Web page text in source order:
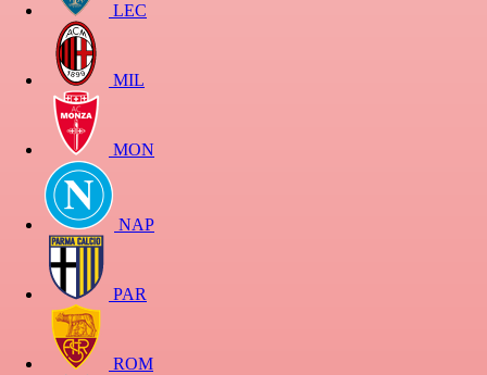
LEC
MIL
MON
NAP
PAR
ROM